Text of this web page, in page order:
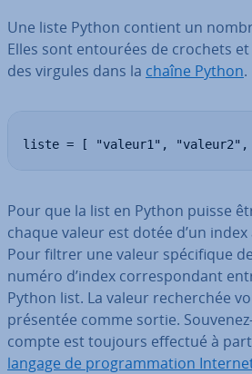
Une liste Python contient un
Elles sont entourées de crochets
des virgules dans la chaîne Python.
liste = [ "valeur1",
Pour que la list en Python puisse
chaque valeur est dotée d’un
Pour filtrer une valeur spé­ci­fique
numéro d’index cor­res­pon­dant
Python list. La valeur re­cher­chée
présentée comme sortie.
compte est toujours effectué à
langage de pro­gram­ma­tion